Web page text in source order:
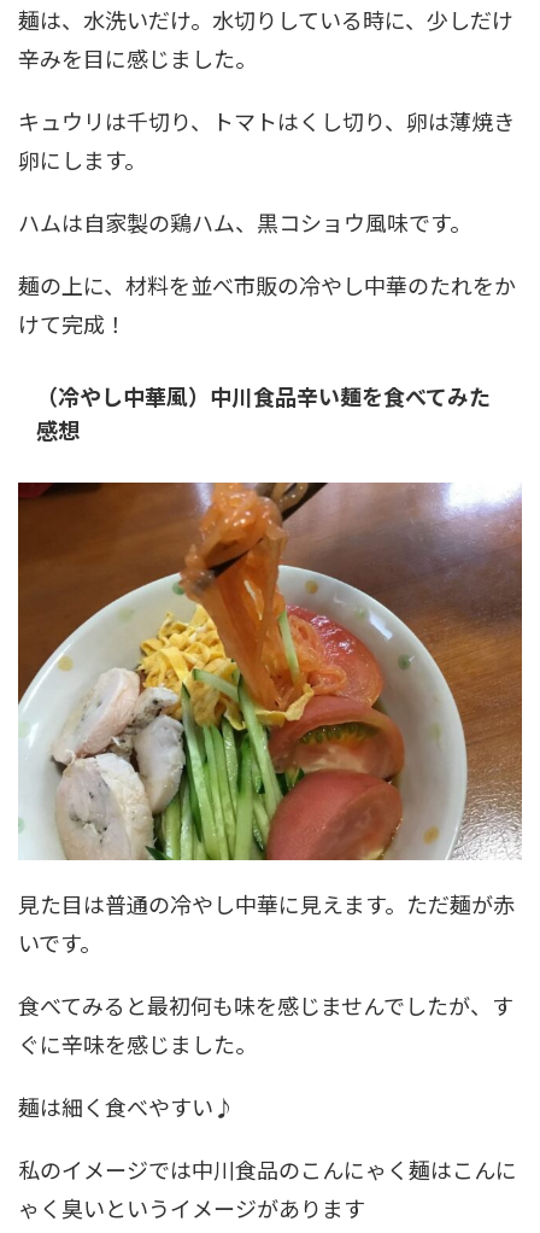
麺は、水洗いだけ。水切りしている時に、少しだけ
辛みを目に感じました。
キュウリは千切り、トマトはくし切り、卵は薄焼き
卵にします。
ハムは自家製の鶏ハム、黒コショウ風味です。
麺の上に、材料を並べ市販の冷やし中華のたれをか
けて完成！
（冷やし中華風）中川食品辛い麺を食べてみた
感想
見た目は普通の冷やし中華に見えます。ただ麺が赤
いです。
食べてみると最初何も味を感じませんでしたが、す
ぐに辛味を感じました。
麺は細く食べやすい♪
私のイメージでは中川食品のこんにゃく麺はこんに
ゃく臭いというイメージがあります